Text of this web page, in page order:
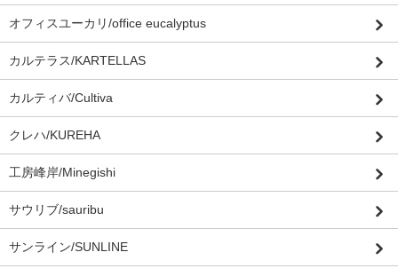
オフィスユーカリ/office eucalyptus
カルテラス/KARTELLAS
カルティバ/Cultiva
クレハ/KUREHA
工房峰岸/Minegishi
サウリブ/sauribu
サンライン/SUNLINE